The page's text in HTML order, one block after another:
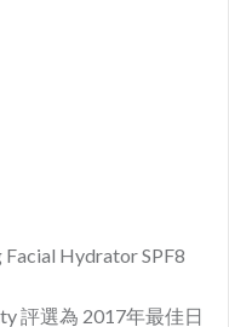
Hydrator SPF8
評選為 2017年最佳日